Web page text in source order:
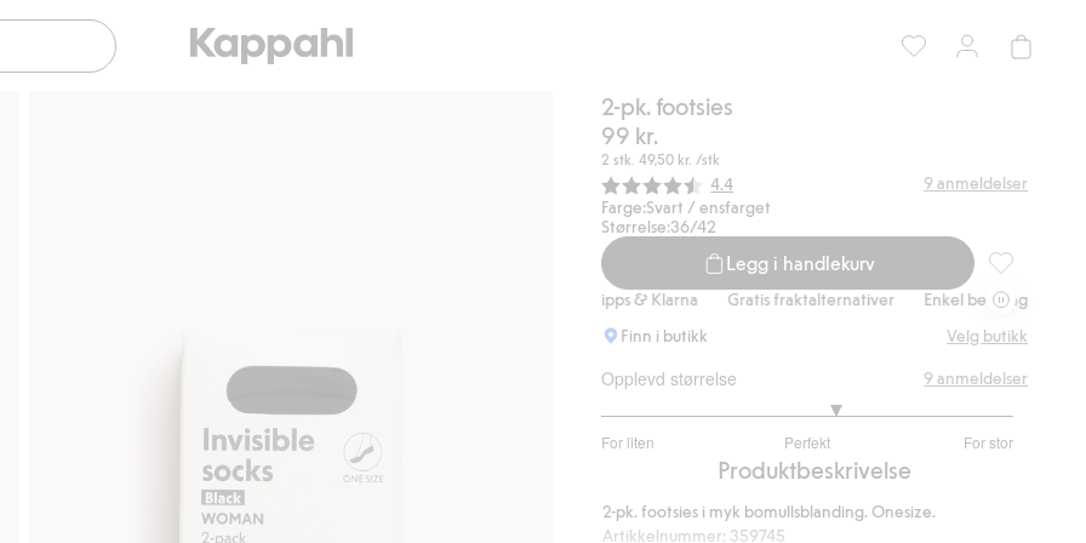
2-pk. footsies
99 kr.
2 stk.49,50 kr. /stk
Gjennomsnittskarakter:
4.4 9 anmeldelser
Farge:Svart / ensfarget
Størrelse:36/42
Legg i handlekurv
2-pk.
Enkel betaling med Vipps & Klarna Gratis fraktalternativer
Enkel betaling med Vipps
Finn i butikk
Velg butikk
Opplevd størrelse
For liten Perfekt For stor
av
7
9 anmeldelser
Produktbeskrivelse
2-pk. footsies i myk bomullsblanding. Onesize.
Artikkelnummer: 359745